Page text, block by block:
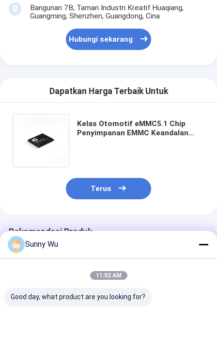
Bangunan 7B, Taman Industri Kreatif Huaqiang,
Guangming, Shenzhen, Guangdong, Cina
Hubungi sekarang
Dapatkan Harga Terbaik Untuk
Kelas Otomotif eMMC5.1 Chip
Penyimpanan EMMC Keandalan
Terus
Rekomendasi Produk
Sunny Wu
11:02 AM
Good day, what product are you looking for?